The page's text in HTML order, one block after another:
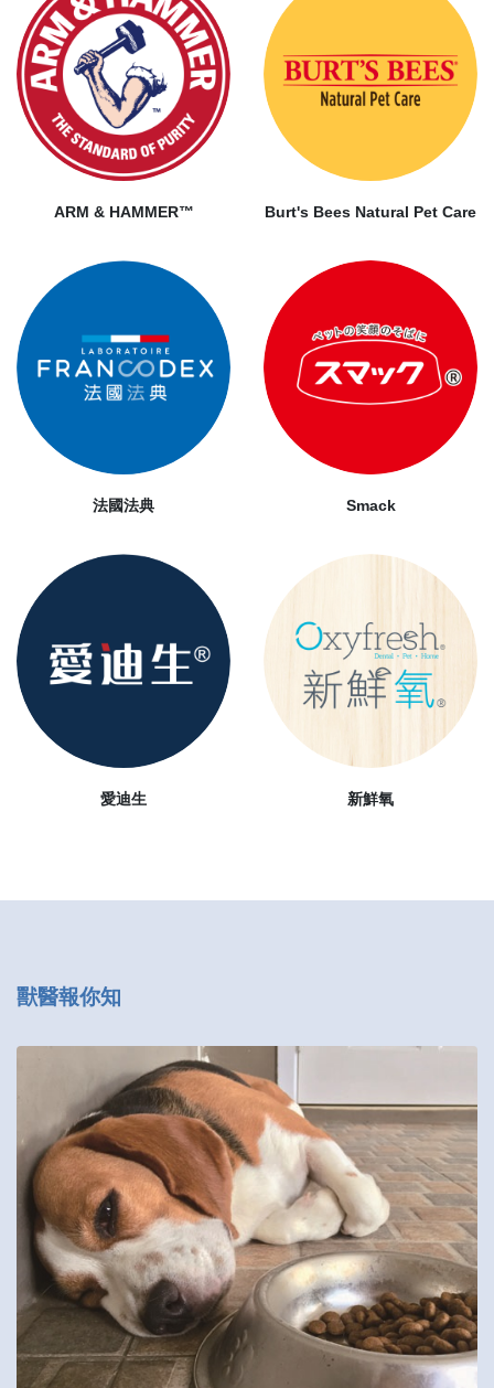
ARM & HAMMER™ Burt's Bees Natural Pet Care
法國法典 Smack
愛迪生 新鮮氧
獸醫報你知